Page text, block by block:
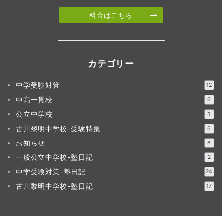
料金はこちら
カテゴリー
中学受験対策 12
中高一貫校 6
公立中学校 1
古川黎明中学校-受験特集 6
お知らせ 8
一般公立中学校-塾日記 2
中学受験対策-塾日記 24
古川黎明中学校-塾日記 17